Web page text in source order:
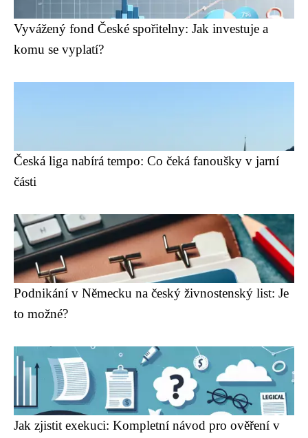
Vyvážený fond České spořitelny: Jak investuje a
komu se vyplatí?
Česká liga nabírá tempo: Co čeká fanoušky v jarní
části
Podnikání v Německu na český živnostenský list: Je
to možné?
Jak zjistit exekuci: Kompletní návod pro ověření v